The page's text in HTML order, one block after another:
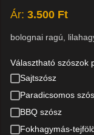
Ár: 3.500 Ft
bolognai ragú,
Választható szószok
Sajtszósz
Paradicsomos
BBQ szósz
Fokhagymás-